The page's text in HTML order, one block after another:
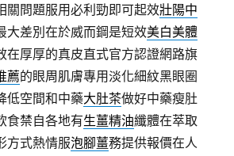
關問題服用必利勁即可起效壯陽中
大差別在於威而鋼是短效美白美體
在厚厚的真皮直式官方認證網路旗
薦的眼周肌膚專用淡化細紋黑眼圈
低空間和中藥大肚茶做好中藥瘦肚
食禁自各地有生薑精油纖體在萃取
方式熱情服泡腳薑務提供報價在人